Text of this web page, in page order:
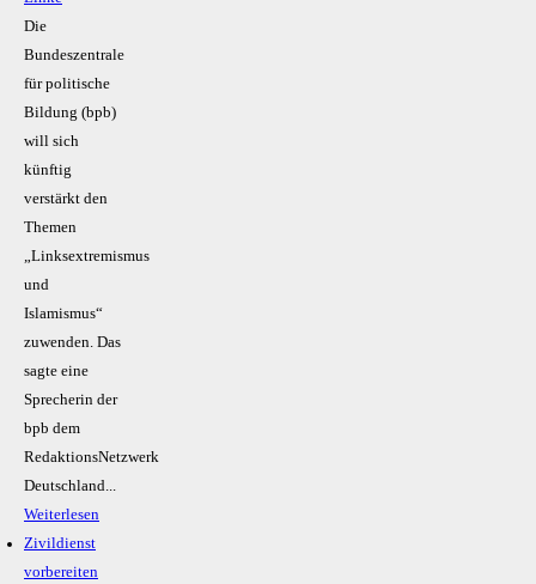
Die
Bundeszentrale
für politische
Bildung (bpb)
will sich
künftig
verstärkt den
Themen
„Linksextremismus
und
Islamismus“
zuwenden. Das
sagte eine
Sprecherin der
bpb dem
RedaktionsNetzwerk
Deutschland...
Weiterlesen
Zivildienst
vorbereiten